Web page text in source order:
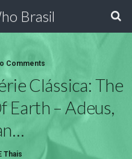
Brasil
Comments
Clássica: The
Earth – Adeus,
Thais